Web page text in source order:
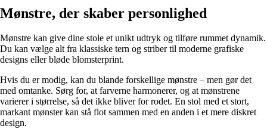
Mønstre, der skaber personlighed
Mønstre kan give dine stole et unikt udtryk og tilføre rummet dynamik.
Du kan vælge alt fra klassiske tern og striber til moderne grafiske
designs eller bløde blomsterprint.
Hvis du er modig, kan du blande forskellige mønstre – men gør det
med omtanke. Sørg for, at farverne harmonerer, og at mønstrene
varierer i størrelse, så det ikke bliver for rodet. En stol med et stort,
markant mønster kan stå flot sammen med en anden i et mere diskret
design.